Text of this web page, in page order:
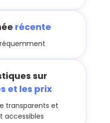
récente
sur
et les prix
transparents et
accessibles